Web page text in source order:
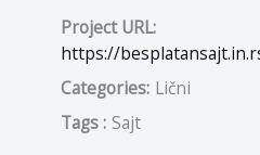
Project URL:
https://
Categories: Lični
Tags : Sajt